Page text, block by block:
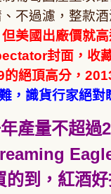
不過濾，整款
美國出廠價就
封面，收
絕頂高分，
，識貨行家絕對
產量不超過
的到，紅酒